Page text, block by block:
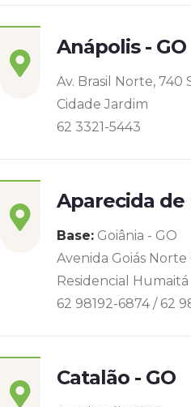
Anápolis - GO
Av. Brasil Norte, 740
Cidade Jardim
62 3321-5443
Aparecida de
Base: Goiânia - GO
Avenida Goiás Norte
Residencial Humaitá
62 98192-6874 / 62
Catalão - GO